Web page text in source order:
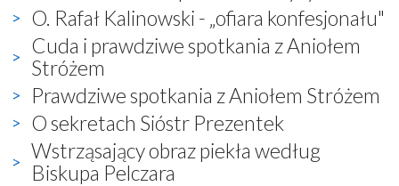
O. Rafał Kalinowski - „ofiara konfesjonału"
Cuda i prawdziwe spotkania z Aniołem
Stróżem
Prawdziwe spotkania z Aniołem Stróżem
O sekretach Sióstr Prezentek
Wstrząsający obraz piekła według
Biskupa Pelczara